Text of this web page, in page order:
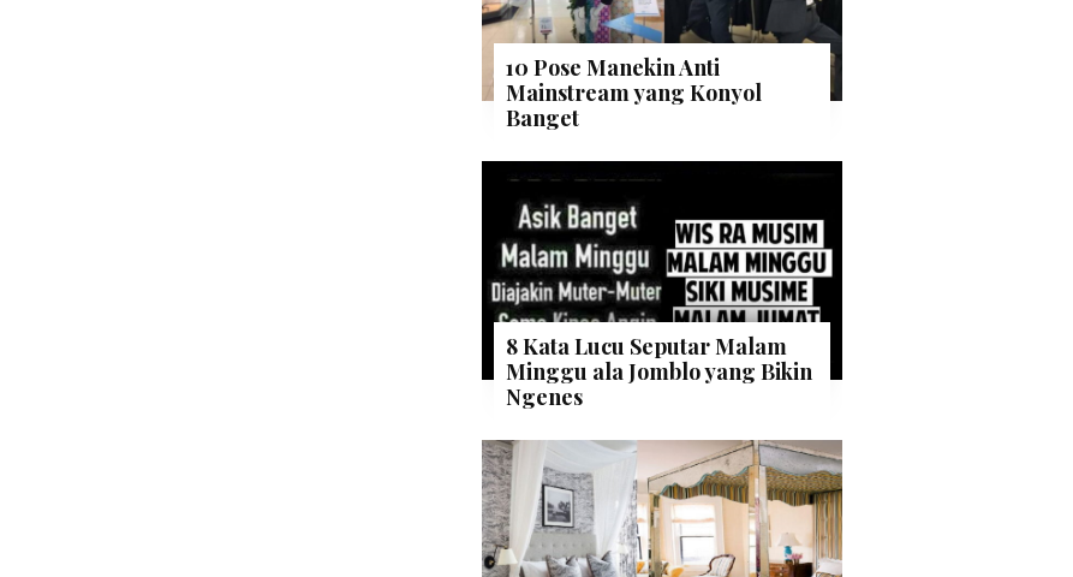
10 Pose Manekin Anti
Mainstream yang Konyol
Banget
8 Kata Lucu Seputar Malam
Minggu ala Jomblo yang Bikin
Ngenes